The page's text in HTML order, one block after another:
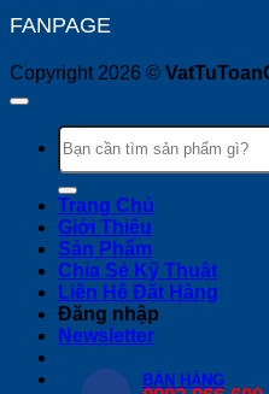
FANPAGE
Copyright 2026 ©
Tìm
kiếm:
Trang Chủ
Giới Thiệu
Sản Phẩm
Chia Sẻ Kỹ Thuật
Liên Hệ Đặt Hàng
Đăng nhập
Newsletter
BÁN HÀNG